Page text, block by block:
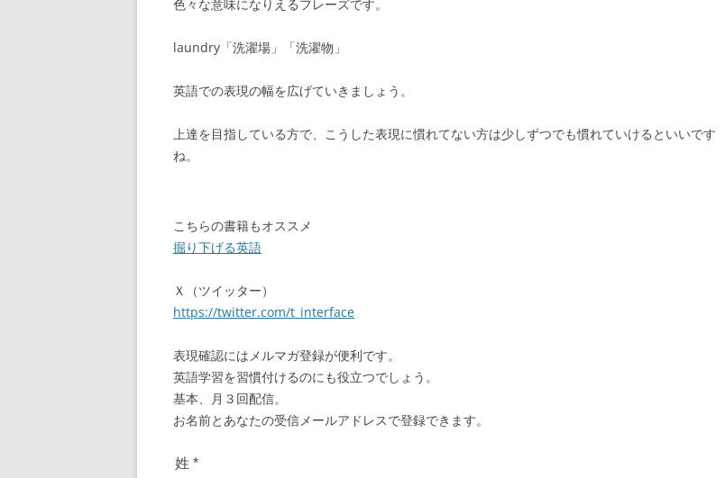
色々な意味になりえるフレーズです。
laundry「洗濯場」「洗濯物」
英語での表現の幅を広げていきましょう。
上達を目指している方で、こうした表現に慣れてない方は少しずつでも慣れていけるといいです
ね。
こちらの書籍もオススメ
掘り下げる英語
Ｘ（ツイッター）
https://twitter.com/t_interface
表現確認にはメルマガ登録が便利です。
英語学習を習慣付けるのにも役立つでしょう。
基本、月３回配信。
お名前とあなたの受信メールアドレスで登録できます。
姓 *